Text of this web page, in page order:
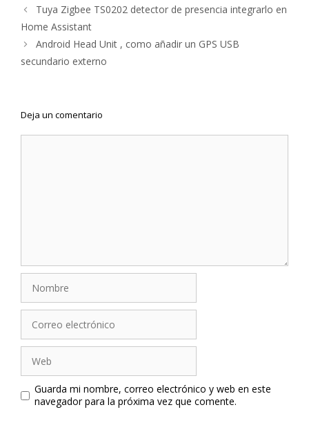
Navegación
de
Tuya Zigbee TS0202 detector de presencia integrarlo en
Home Assistant
Android Head Unit , como añadir un GPS USB
secundario externo
Deja un comentario
electrónico
Guarda mi nombre, correo electrónico y web en este
navegador para la próxima vez que comente.